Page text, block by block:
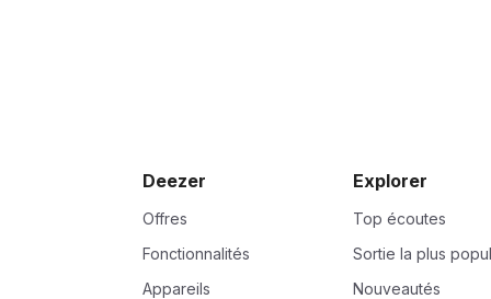
Deezer
Offres
Fonctionnalités
Appareils
Explorer
Top écoutes
Sortie la plus
Nouveautés